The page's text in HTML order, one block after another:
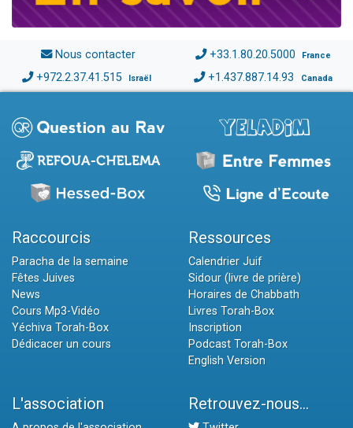
Nous contacter +33.1.80.20.5000 France
+972.2.37.41.515 Israël +1.437.887.14.93 Canada
Raccourcis
Paracha de la semaine
Fêtes Juives
News
Cours Mp3-Vidéo
Yéchiva Torah-Box
Dédicacer un cours
Ressources
Calendrier Juif
Sidour (livre de prière)
Horaires de Chabbath
Livres Torah-Box
Inscription
Podcast Torah-Box
English Version
L'association Retrouvez-nous...